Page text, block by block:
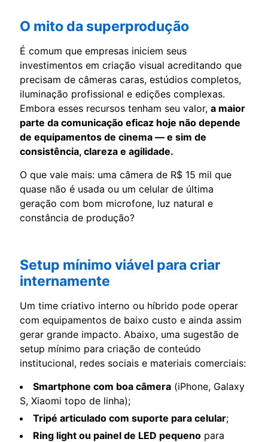
O mito da superprodução
É comum que empresas iniciem seus
investimentos em criação visual acreditando que
precisam de câmeras caras, estúdios completos,
iluminação profissional e edições complexas.
Embora esses recursos tenham seu valor, a maior
parte da comunicação eficaz hoje não depende
de equipamentos de cinema — e sim de
consistência, clareza e agilidade.
O que vale mais: uma câmera de R$ 15 mil que
quase não é usada ou um celular de última
geração com bom microfone, luz natural e
constância de produção?
Setup mínimo viável para criar
internamente
Um time criativo interno ou híbrido pode operar
com equipamentos de baixo custo e ainda assim
gerar grande impacto. Abaixo, uma sugestão de
setup mínimo para criação de conteúdo
institucional, redes sociais e materiais comerciais:
Smartphone com boa câmera (iPhone, Galaxy
S, Xiaomi topo de linha);
Tripé articulado com suporte para celular;
Ring light ou painel de LED pequeno para